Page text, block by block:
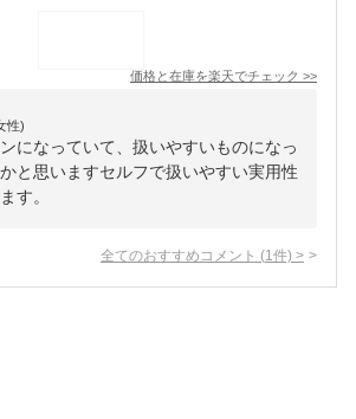
価格と在庫を楽天でチェック >>
性)
になっていて、扱いやすいものになっ
と思いますセルフで扱いやすい実用性
す。
全てのおすすめコメント (1 件) >